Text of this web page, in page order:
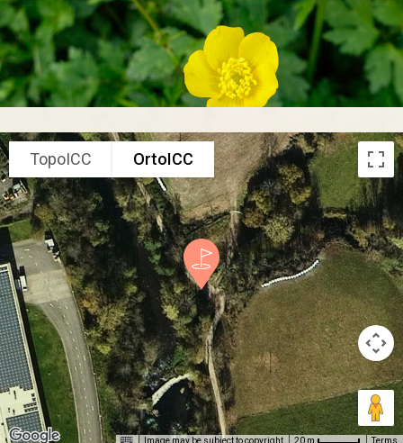
TopoICC OrtoICC
Image may be subject to copyright 20 m Terms